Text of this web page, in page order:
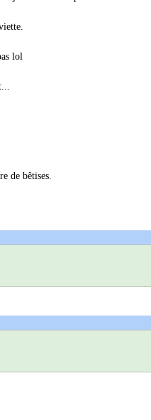
lol
de bêtises.